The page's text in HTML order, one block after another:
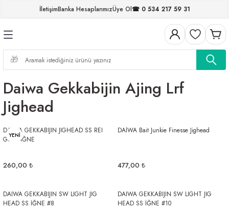
İletişimBanka HesaplarımızÜye Ol☎ 0 534 217 59 31
Geri Dön
Geri Dön
Geri Dön
MİSİNALAR
Geri Dön
FIRDÖNDÜLER
Geri Dön
Geri Dön
Geri Dön
Geri Dön
Daiwa Gekkabijin Ajing Lrf
Jighead
YENİ
DAİWA GEKKABIJIN JIGHEAD SS REI
GOLD İĞNE
260,00 ₺
DAİWA Bait Junkie Finesse Jighead
477,00 ₺
DAIWA GEKKABIJIN SW LIGHT JIG
HEAD SS İĞNE #8
DAIWA GEKKABIJIN SW LIGHT JIG
HEAD SS İĞNE #10